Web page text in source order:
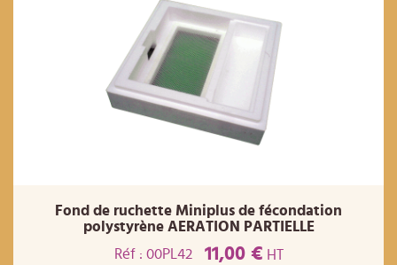
Fond de ruchette Miniplus de fécondation
polystyrène AERATION PARTIELLE
Réf : 00PL42
11,00 € HT